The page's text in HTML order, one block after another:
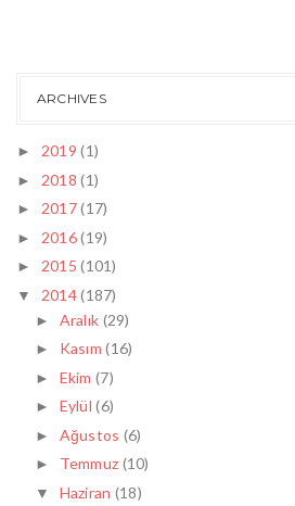
ARCHIVES
► 2019(1)
► 2018(1)
► 2017(17)
► 2016(19)
► 2015(101)
▼ 2014(187)
► Aralık (29)
► Kasım(16)
► Ekim(7)
► Eylül(6)
► Ağustos (6)
► Temmuz (10)
▼ Haziran (18)